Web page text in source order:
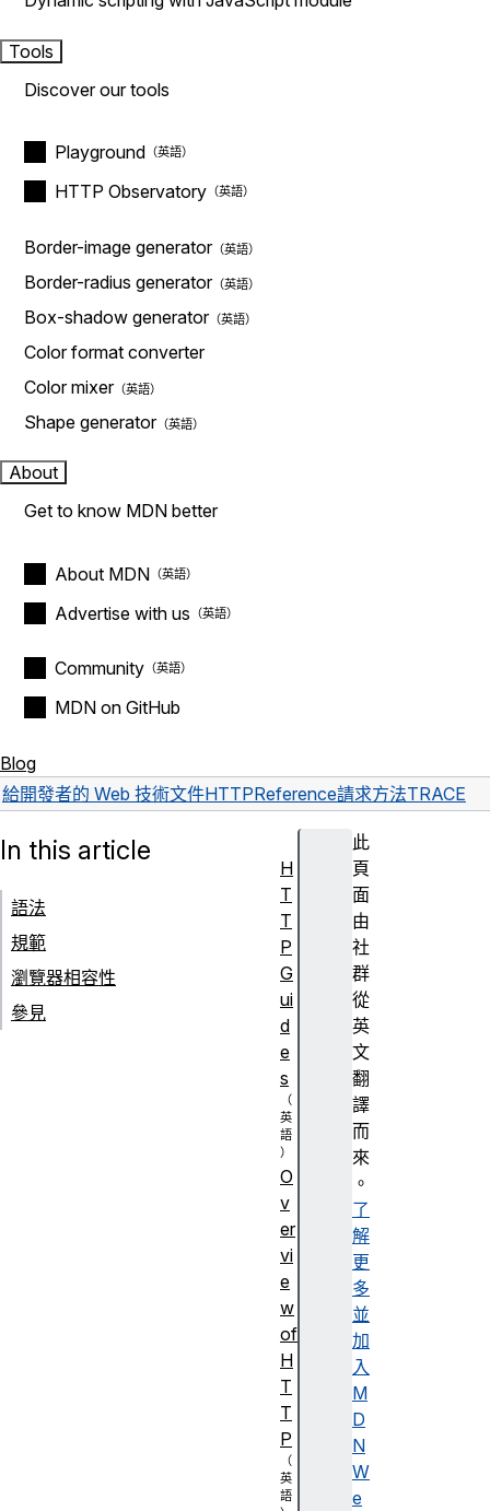
Tools
Discover our tools
Playground
HTTP Observatory
Border-image generator
Border-radius generator
Box-shadow generator
Color format converter
Color mixer
Shape generator
About
Get to know MDN better
About MDN
Advertise with us
Community
MDN on GitHub
Blog
給開發者的 Web 技術文件HTTPReference請求方法TRACE
此
頁
面
由
社
群
從
英
文
翻
譯
而
來
。
了
解
更
多
並
加
入
M
D
N
W
e
In this article
語法
規範
瀏覽器相容性
參見
H
T
T
P
G
ui
d
e
s
O
v
er
vi
e
w
of
H
T
T
P